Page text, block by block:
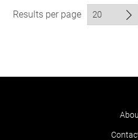
Results per page